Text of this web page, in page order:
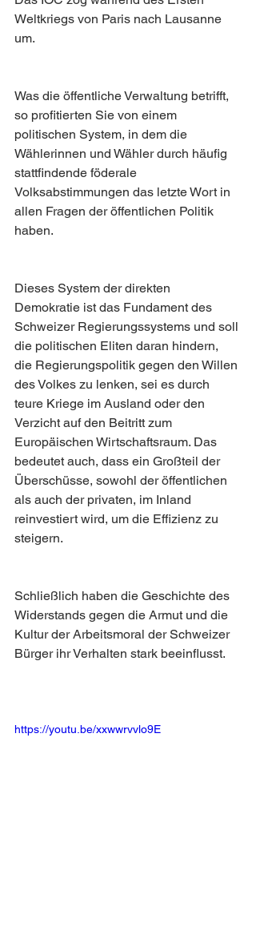
Weltkriegs von Paris nach Lausanne
um.
Was die öffentliche Verwaltung betrifft,
so profitierten Sie von einem
politischen System, in dem die
Wählerinnen und Wähler durch häufig
stattfindende föderale
Volksabstimmungen das letzte Wort in
allen Fragen der öffentlichen Politik
haben.
Dieses System der direkten
Demokratie ist das Fundament des
Schweizer Regierungssystems und soll
die politischen Eliten daran hindern,
die Regierungspolitik gegen den Willen
des Volkes zu lenken, sei es durch
teure Kriege im Ausland oder den
Verzicht auf den Beitritt zum
Europäischen Wirtschaftsraum. Das
bedeutet auch, dass ein Großteil der
Überschüsse, sowohl der öffentlichen
als auch der privaten, im Inland
reinvestiert wird, um die Effizienz zu
steigern.
Schließlich haben die Geschichte des
Widerstands gegen die Armut und die
Kultur der Arbeitsmoral der Schweizer
Bürger ihr Verhalten stark beeinflusst.
https://youtu.be/xxwwrvvlo9E